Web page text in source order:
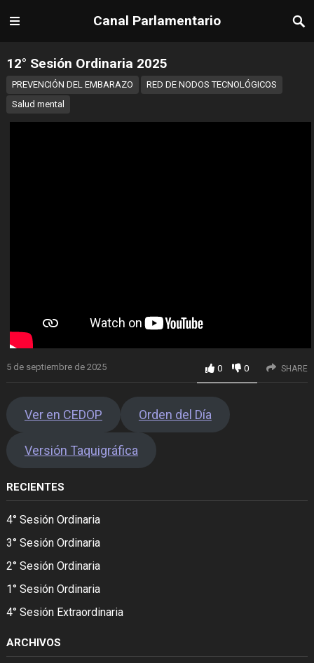
Canal Parlamentario
12° Sesión Ordinaria 2025
PREVENCIÓN DEL EMBARAZO
RED DE NODOS TECNOLÓGICOS
Salud mental
5 de septiembre de 2025 0 0 SHARE
Ver en CEDOP Orden del Día
Versión Taquigráfica
RECIENTES
4° Sesión Ordinaria
3° Sesión Ordinaria
2° Sesión Ordinaria
1° Sesión Ordinaria
4° Sesión Extraordinaria
ARCHIVOS